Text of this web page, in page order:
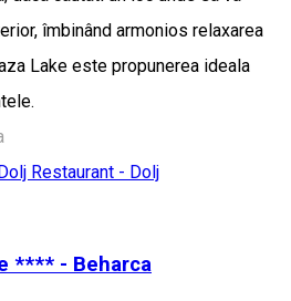
îmbinând armonios relaxarea
Lake este propunerea ideala
Restaurant - Dolj
**** - Beharca